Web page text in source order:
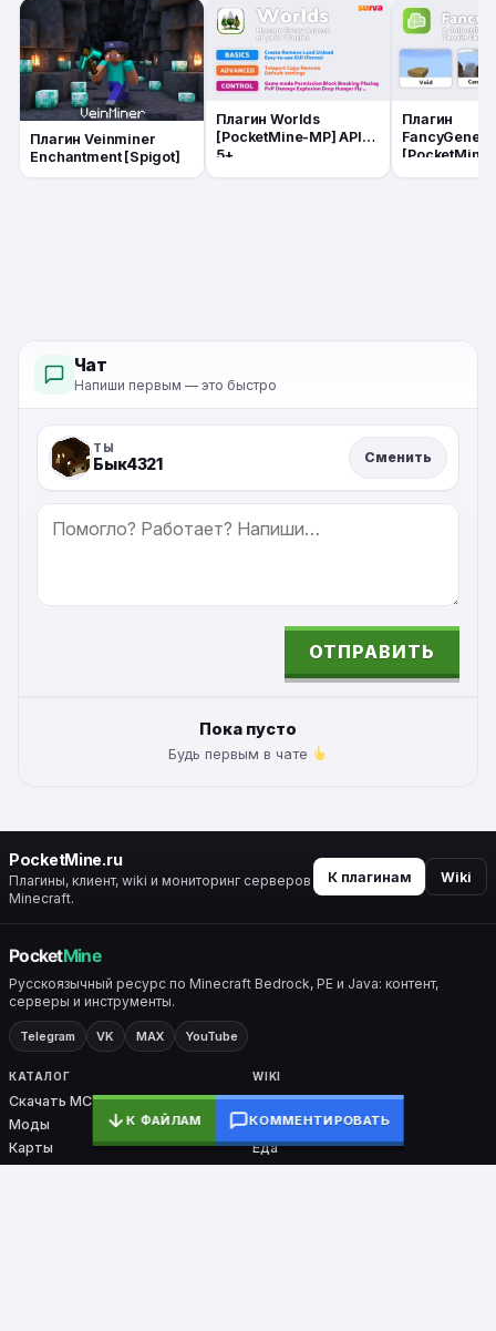
Плагин Veinminer
Enchantment [Spigot]
Плагин Worlds
[PocketMine-MP] API
5+
Плагин
[PocketMine-
Чат
Напиши первым — это быстро
ТЫ
Бык4321 Сменить
СООБЩЕНИЕ
ОТПРАВИТЬ
Пока пусто
Будь первым в чате
PocketMine.ru
Плагины, клиент, wiki и мониторинг серверов
Minecraft.
К плагинам Wiki
Русскоязычный ресурс по Minecraft Bedrock, PE и Java: контент,
серверы и инструменты.
Telegram VK MAX YouTube
КАТАЛОГ
Скачать MC
Моды
Карты
WIKI
Все разделы
Крафты
Еда
К ФАЙЛАМ КОММЕНТИРОВАТЬ